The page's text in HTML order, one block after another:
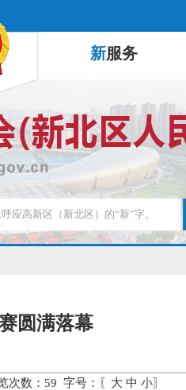
新服务
圆满落幕
次数： 59 字号：〖 大 中 小〗